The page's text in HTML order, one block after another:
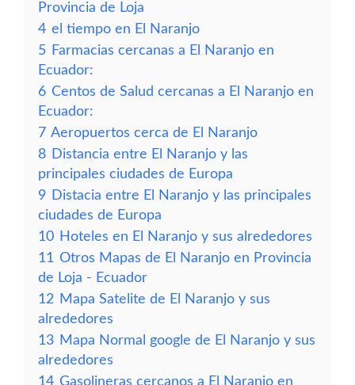
Provincia de Loja
4 el tiempo en El Naranjo
5 Farmacias cercanas a El Naranjo en
Ecuador:
6 Centos de Salud cercanas a El Naranjo en
Ecuador:
7 Aeropuertos cerca de El Naranjo
8 Distancia entre El Naranjo y las
principales ciudades de Europa
9 Distacia entre El Naranjo y las principales
ciudades de Europa
10 Hoteles en El Naranjo y sus alrededores
11 Otros Mapas de El Naranjo en Provincia
de Loja - Ecuador
12 Mapa Satelite de El Naranjo y sus
alrededores
13 Mapa Normal google de El Naranjo y sus
alrededores
14 Gasolineras cercanos a El Naranjo en